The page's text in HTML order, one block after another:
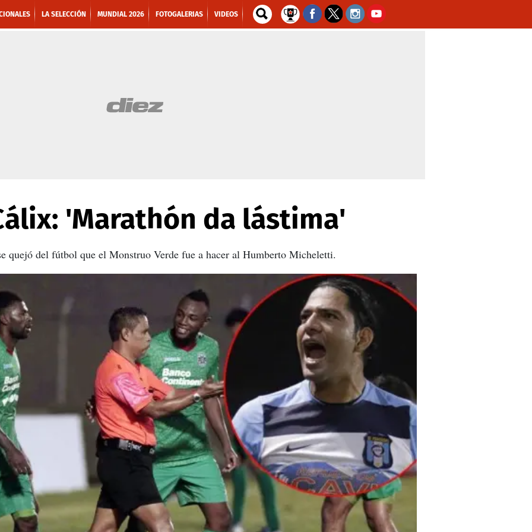
LA SELECCIÓN MUNDIAL 2026 FOTOGALERIAS VIDEOS
'Marathón da lástima'
quejó del fútbol que el Monstruo Verde fue a hacer al Humberto Micheletti.